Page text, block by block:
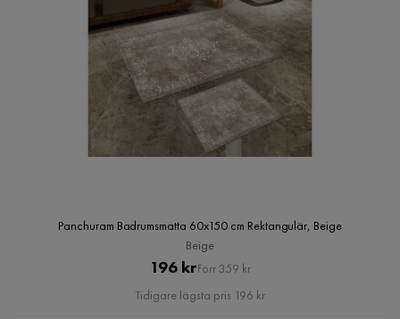
Panchuram Badrumsmatta 60x150 cm Rektangulär, Beige
Beige
Pris
196 krOriginal
Pris
Förr 359 kr
Tidigare lägsta pris 196 kr